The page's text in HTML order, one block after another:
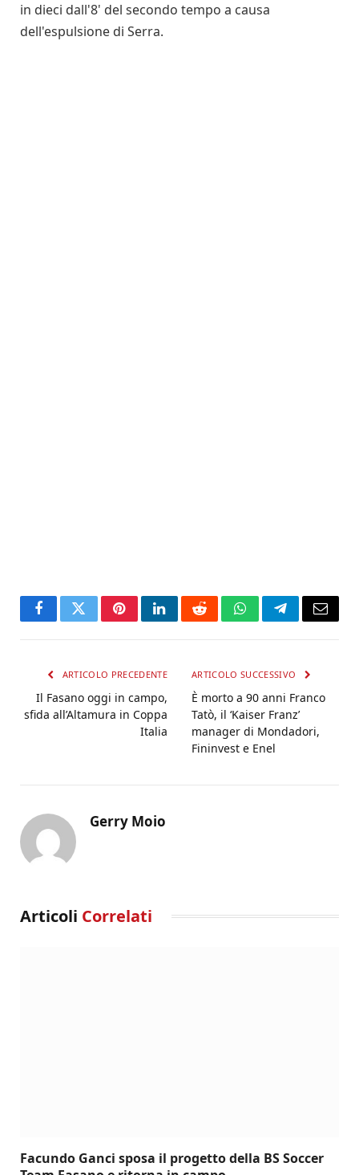
in dieci dall'8' del secondo tempo a causa
dell'espulsione di Serra.
FacebookTwitterPinterestLinkedInRedditWhatsAppTelegramEmail
ARTICOLO PRECEDENTE
Il Fasano oggi in campo,
sfida all’Altamura in Coppa
Italia
ARTICOLO SUCCESSIVO
È morto a 90 anni Franco
Tatò, il ‘Kaiser Franz’
manager di Mondadori,
Fininvest e Enel
Gerry Moio
Articoli Correlati
Facundo Ganci sposa il progetto della BS Soccer